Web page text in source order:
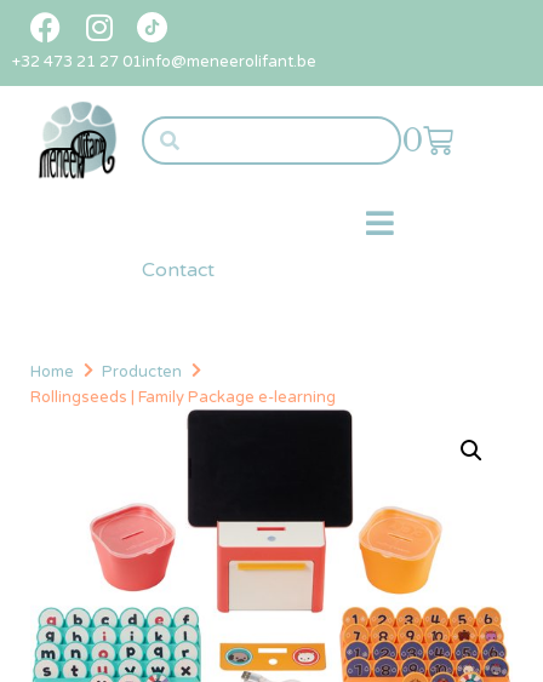
+32 473 21 27 01info@meneerolifant.be
0
Contact
Home
Producten
Rollingseeds | Family Package e-learning